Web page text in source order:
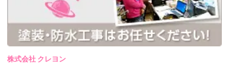
株式会社 クレヨン